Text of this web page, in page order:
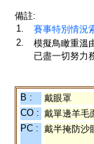
備註:
1.
賽事特別情況
2.
模擬鳥瞰重溫
已盡一切努力
B : 戴眼罩
CO : 戴單邊羊毛
PC : 戴半掩防沙